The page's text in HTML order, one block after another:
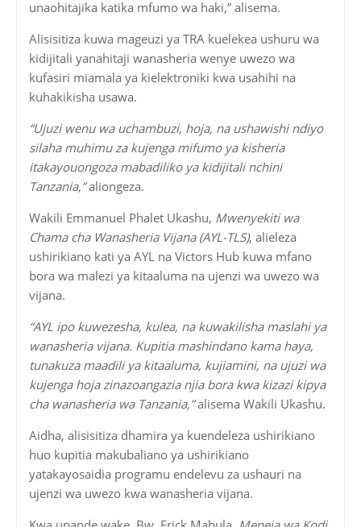
unaohitajika katika mfumo wa haki,” alisema.
Alisisitiza kuwa mageuzi ya TRA kuelekea ushuru wa
kidijitali yanahitaji wanasheria wenye uwezo wa
kufasiri miamala ya kielektroniki kwa usahihi na
kuhakikisha usawa.
“Ujuzi wenu wa uchambuzi, hoja, na ushawishi ndiyo
silaha muhimu za kujenga mifumo ya kisheria
itakayouongoza mabadiliko ya kidijitali nchini
Tanzania,”aliongeza.
Wakili Emmanuel Phalet Ukashu, Mwenyekiti wa
Chama cha Wanasheria Vijana (AYL-TLS), alieleza
ushirikiano kati ya AYL na Victors Hub kuwa mfano
bora wa malezi ya kitaaluma na ujenzi wa uwezo wa
vijana.
“AYL ipo kuwezesha, kulea, na kuwakilisha maslahi ya
wanasheria vijana. Kupitia mashindano kama haya,
tunakuza maadili ya kitaaluma, kujiamini, na ujuzi wa
kujenga hoja zinazoangazia njia bora kwa kizazi kipya
cha wanasheria wa Tanzania,”alisema Wakili Ukashu.
Aidha, alisisitiza dhamira ya kuendeleza ushirikiano
huo kupitia makubaliano ya ushirikiano
yatakayosaidia programu endelevu za ushauri na
ujenzi wa uwezo kwa wanasheria vijana.